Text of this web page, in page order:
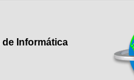
Informática